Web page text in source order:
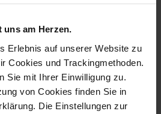
am Herzen.
Erlebnis auf unserer Website zu
Cookies und Trackingmethoden.
Sie mit Ihrer Einwilligung zu.
von Cookies finden Sie in
Die Einstellungen zur
collection